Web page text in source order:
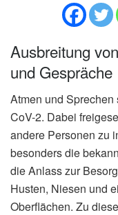
Ausbreitung
und Gespräche
Atmen und
CoV-2. Dabei
andere Personen zu
besonders die
die Anlass zur
Husten, Niesen und
Oberflächen. Zu